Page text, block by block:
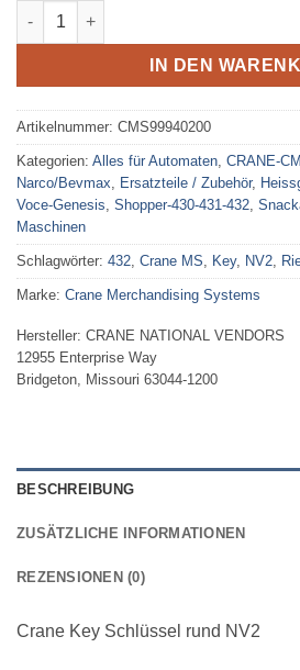
Crane Key Schlüssel rund NV2 Menge
IN DEN
Artikelnummer: CMS99940200
Kategorien: Alles für Automaten CRANE-
Narco/Bevmax
Ersatzteile / Zubehör,
Voce-Genesis Shopper-430-431-432
Maschinen
Schlagwörter: 432 Crane MS Key, NV2
Marke: Crane Merchandising Systems
Hersteller: CRANE NATIONAL VENDORS
12955 Enterprise Way
Bridgeton, Missouri 63044-1200
BESCHREIBUNG
ZUSÄTZLICHE INFORMATIONEN
REZENSIONEN (0)
Crane Key Schlüssel rund NV2